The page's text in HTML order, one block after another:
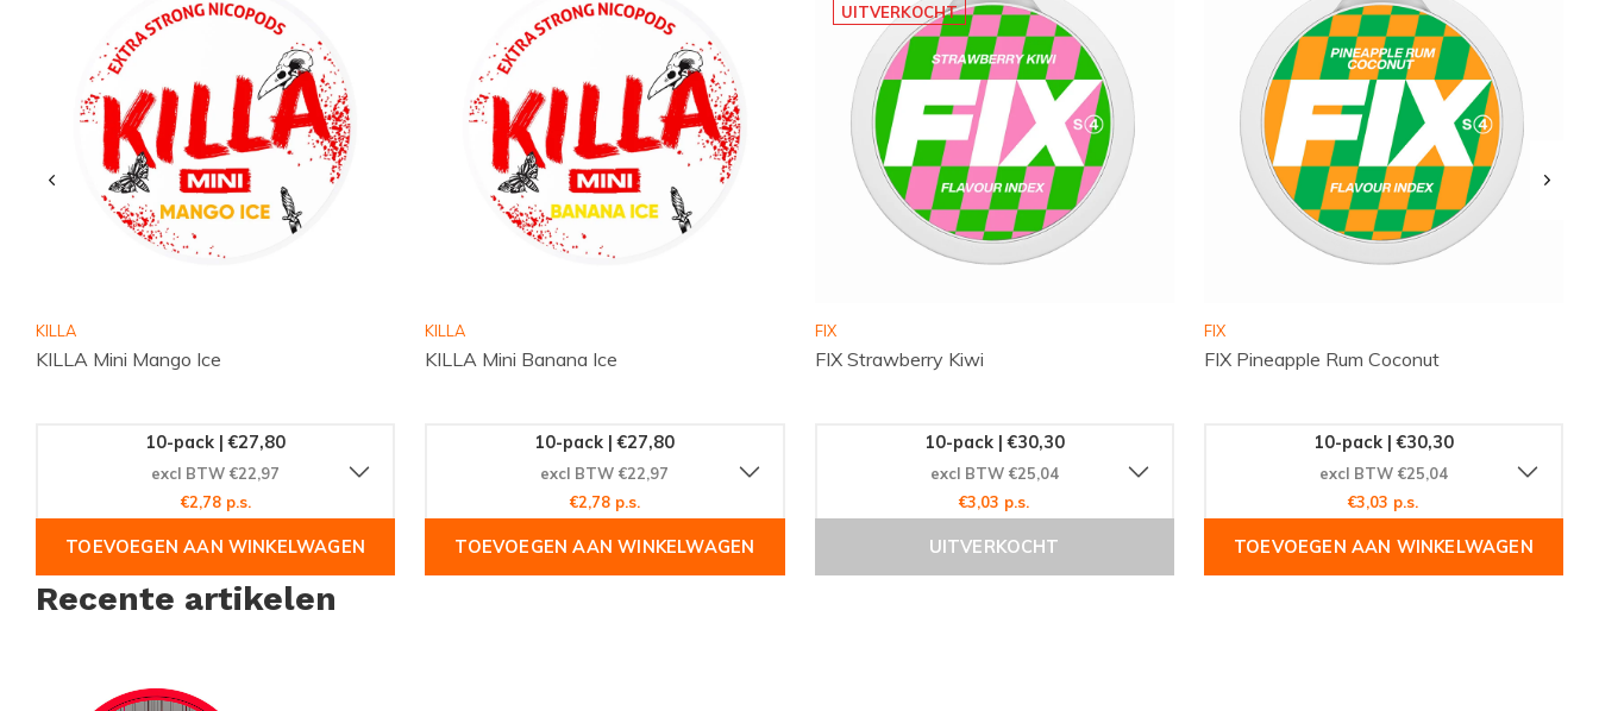
Snussie.com richt zich op een actuele voorraad, duidelijke communicatie en hoge
bereikbaarheid, zodat je altijd weet waar je aan toe bent. Dankzij consistente
leveringen en een professioneel samengesteld aanbod wordt snus en nicotine pouches
bestellen niet alleen makkelijk, maar ook prettig en voorspelbaar. Zo biedt Snussie.com
een fijne, vertrouwde plek voor iedereen die graag discreet en smaakvol wil genieten.
Bestel MYNT Lychee Medium
KILLA
KILLA Mini Mango Ice
10-pack | €27,80
excl BTW €22,97
€2,78 p.s.
TOEVOEGEN AAN WINKELWAGEN
KILLA
KILLA Mini Banana Ice
10-pack | €27,80
excl BTW €22,97
€2,78 p.s.
TOEVOEGEN AAN WINKELWAGEN
UITVERKOCHT
FIX
FIX Strawberry Kiwi
10-pack | €30,30
excl BTW €25,04
€3,03 p.s.
UITVERKOCHT
FIX
FIX Pineapple Rum Coconut
10-pack | €30,30
excl BTW €25,04
€3,03 p.s.
TOEVOEGEN AAN WINKELWAGEN
Recente artikelen